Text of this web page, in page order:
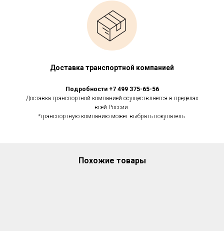
Доставка транспортной компанией
Подробности +7 499 375-65-56
Доставка транспортной компанией осуществляется в пределах
всей России.
*транспортную компанию может выбрать покупатель.
Похожие товары